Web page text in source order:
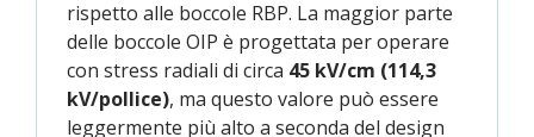
rispetto alle boccole RBP. La maggior parte
delle boccole OIP è progettata per operare
con stress radiali di circa 45 kV/cm (114,3
kV/pollice), ma questo valore può essere
leggermente più alto a seconda del design